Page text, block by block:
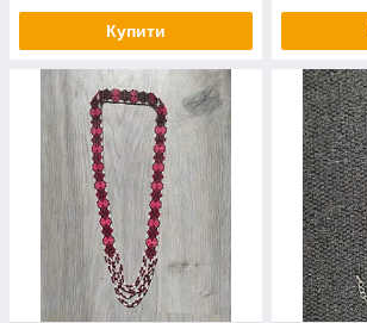
Купити